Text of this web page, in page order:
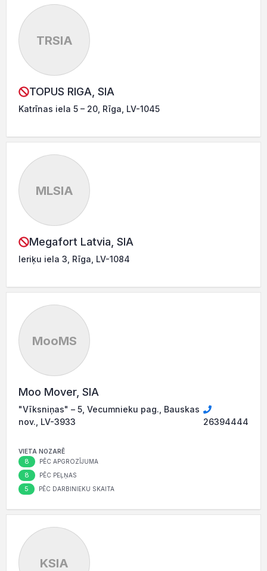
TRSIA
TOPUS RIGA, SIA
Katrīnas iela 5 – 20, Rīga, LV-1045
MLSIA
Megafort Latvia, SIA
Ieriķu iela 3, Rīga, LV-1084
MooMS
Moo Mover, SIA
"Vīksniņas" – 5, Vecumnieku pag., Bauskas
nov., LV-3933
26394444
VIETA NOZARĒ
8 PĒC APGROZĪJUMA
8 PĒC PEĻŅAS
5 PĒC DARBINIEKU SKAITA
KSIA